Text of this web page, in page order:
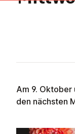
Am 9.
den nächsten